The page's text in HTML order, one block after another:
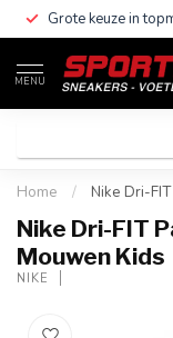
Grote keuze in
MENU
Home / Nike Dri-
Nike Dri-FIT
Mouwen Kids
NIKE